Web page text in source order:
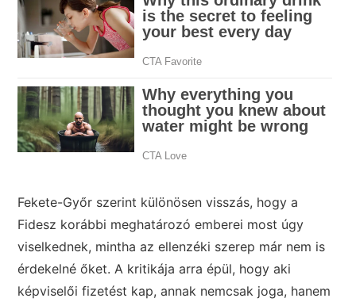
Fekete-Győr szerint különösen visszás, hogy a
Fidesz korábbi meghatározó emberei most úgy
viselkednek, mintha az ellenzéki szerep már nem is
érdekelné őket. A kritikája arra épül, hogy aki
képviselői fizetést kap, annak nemcsak joga, hanem